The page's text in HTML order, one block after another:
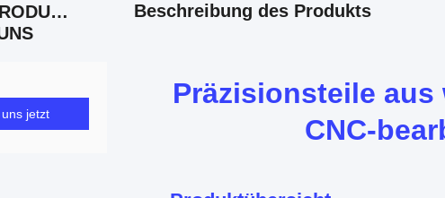
VERWANDTE PRODUKTE
jetzt
Beschreibung des Produkts
Präzisionsteile aus
CNC-